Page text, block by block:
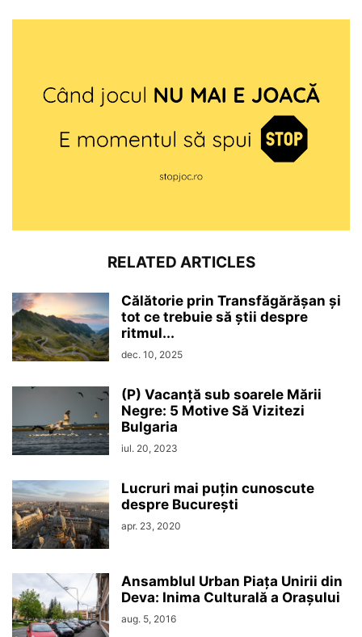
RELATED ARTICLES
Călătorie prin Transfăgărășan și
tot ce trebuie să știi despre
ritmul...
dec. 10, 2025
(P) Vacanță sub soarele Mării
Negre: 5 Motive Să Vizitezi
Bulgaria
iul. 20, 2023
Lucruri mai puțin cunoscute
despre București
apr. 23, 2020
Ansamblul Urban Piața Unirii din
Deva: Inima Culturală a Orașului
aug. 5, 2016